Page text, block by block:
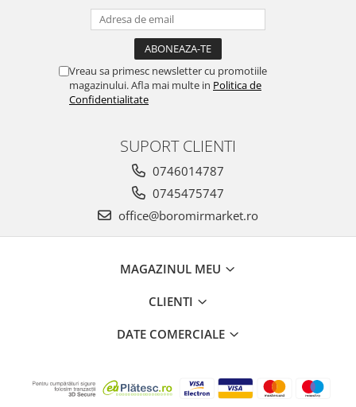
Vreau sa primesc newsletter cu promotiile
magazinului. Afla mai multe in Politica de
Confidentialitate
SUPORT CLIENTI
0746014787
0745475747
office@boromirmarket.ro
MAGAZINUL MEU
CLIENTI
DATE COMERCIALE